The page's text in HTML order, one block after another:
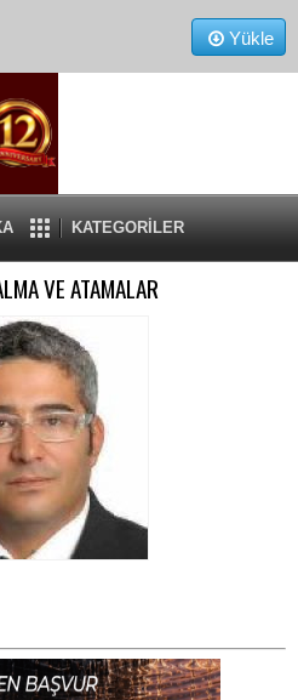
Yükle
KATEGORİLER
VE ATAMALAR